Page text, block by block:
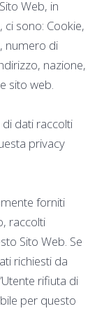
Web, in
sono: Cookie,
numero di
nazione,
sito web.
dati raccolti
privacy
forniti
raccolti
Sito Web. Se
richiesti da
rifiuta di
per questo